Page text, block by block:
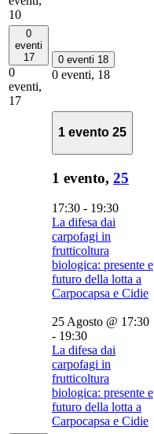
10
0
eventi
17
0
eventi,
17
0 eventi 18
0 eventi, 18
1 evento 25
1 evento, 25
17:30 - 19:30
La difesa dai
carpofagi in
frutticoltura
biologica: presente e
futuro della lotta a
Carpocapsa e Cidie
25 Agosto @ 17:30
- 19:30
La difesa dai
carpofagi in
frutticoltura
biologica: presente e
futuro della lotta a
Carpocapsa e Cidie